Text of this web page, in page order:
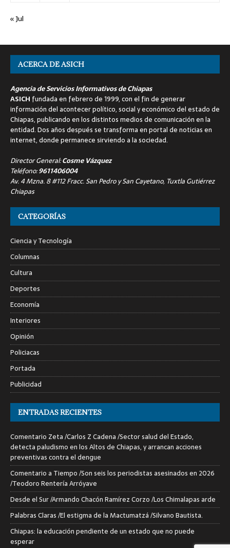
« Jul
ACERCA DE ASICH
Agencia de Servicios Informativos de Chiapas
ASICH fundada en febrero de 1999, con el fin de generar
información del acontecer político, social y económico del estado de
Chiapas, publicando en los distintos medios de comunicación en la
entidad. Dos años después se transforma en portal de noticias en
internet, donde permanece sirviendo a la sociedad.
Director General:Cosme Vázquez
Teléfono:9611406004
Av. 4 Mzna. 8 #112 Fracc. San Pedro y San Cayetano, Tuxtla Gutiérrez
Chiapas
CATEGORÍAS
Ciencia y Tecnología
Columnas
Cultura
Deportes
Economía
Interiores
Opinión
Policiacas
Portada
Publicidad
ENTRADAS RECIENTES
Comentario Zeta /Carlos Z Cadena /Sector salud del Estado,
detecta paludismo en los Altos de Chiapas, y arrancan acciones
preventivas contra el dengue
Comentario a Tiempo /Son seis los periodistas asesinados en 2026
/Teodoro Rentería Arróyave
Desde el Sur /Armando Chacón Ramírez Corzo /Los Chimalapas arde
Palabras Claras /El estigma de la Mactumatzá /Silvano Bautista.
Chiapas: la educación pendiente de un estado que no puede
esperar